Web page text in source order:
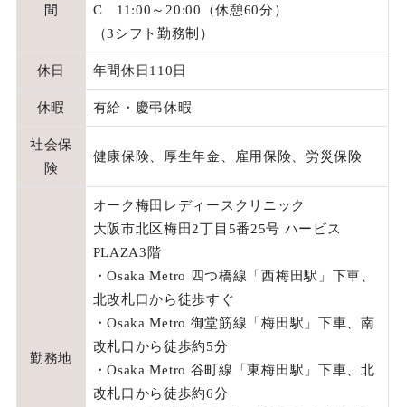
間
C 11:00～20:00（休憩60分）
（3シフト勤務制）
休日 年間休日110日
休暇 有給・慶弔休暇
社会保
険
健康保険、厚生年金、雇用保険、労災保険
勤務地
オーク梅田レディースクリニック
大阪市北区梅田2丁目5番25号 ハービス
PLAZA3階
・Osaka Metro 四つ橋線「西梅田駅」下車、
北改札口から徒歩すぐ
・Osaka Metro 御堂筋線「梅田駅」下車、南
改札口から徒歩約5分
・Osaka Metro 谷町線「東梅田駅」下車、北
改札口から徒歩約6分